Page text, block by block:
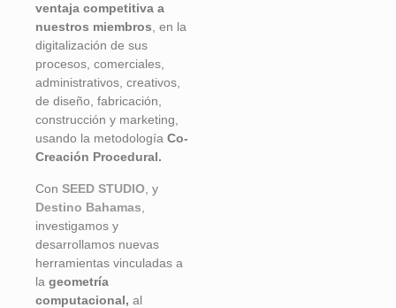
ventaja competitiva a
nuestros miembros, en la
digitalización de sus
procesos, comerciales,
administrativos, creativos,
de diseño, fabricación,
construcción y marketing,
usando la metodología Co-
Creación Procedural.
Con SEED STUDIO , y
Destino Bahamas
investigamos y
desarrollamos nuevas
herramientas vinculadas a
la geometría
computacional, al